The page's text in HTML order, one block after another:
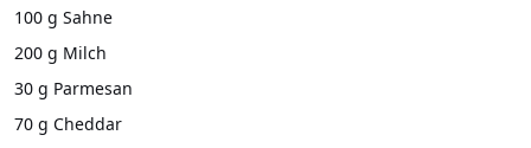
100 g Sahne
200 g Milch
30 g Parmesan
70 g Cheddar